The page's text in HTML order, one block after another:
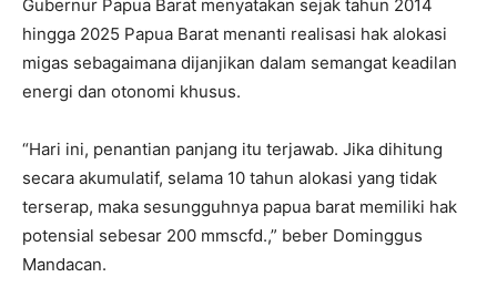
Gubernur Papua Barat menyatakan sejak tahun 2014
hingga 2025 Papua Barat menanti realisasi hak alokasi
migas sebagaimana dijanjikan dalam semangat keadilan
energi dan otonomi khusus.
“Hari ini, penantian panjang itu terjawab. Jika dihitung
secara akumulatif, selama 10 tahun alokasi yang tidak
terserap, maka sesungguhnya papua barat memiliki hak
potensial sebesar 200 mmscfd.,” beber Dominggus
Mandacan.